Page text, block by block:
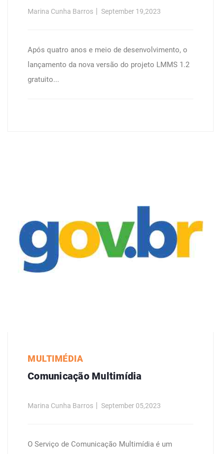
Marina Cunha Barros September 19,2023
Após quatro anos e meio de desenvolvimento, o
lançamento da nova versão do projeto LMMS 1.2
gratuito...
MULTIMÉDIA
Comunicação Multimídia
Marina Cunha Barros September 05,2023
O Serviço de Comunicação Multimídia é um